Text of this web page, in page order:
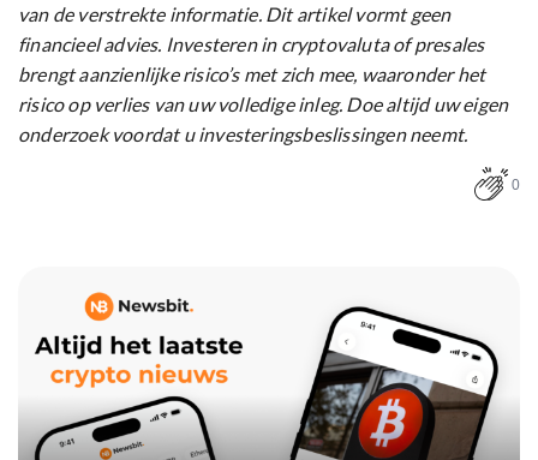
van de verstrekte informatie. Dit artikel vormt geen
financieel advies. Investeren in cryptovaluta of presales
brengt aanzienlijke risico’s met zich mee, waaronder het
risico op verlies van uw volledige inleg. Doe altijd uw eigen
onderzoek voordat u investeringsbeslissingen neemt.
0